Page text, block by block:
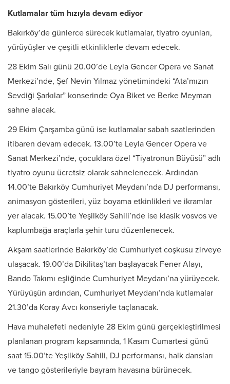
Kutlamalar tüm hızıyla devam ediyor
Bakırköy’de günlerce sürecek kutlamalar, tiyatro oyunları,
yürüyüşler ve çeşitli etkinliklerle devam edecek.
28 Ekim Salı günü 20.00’de Leyla Gencer Opera ve Sanat
Merkezi’nde, Şef Nevin Yılmaz yönetimindeki “Ata’mızın
Sevdiği Şarkılar” konserinde Oya Biket ve Berke Meyman
sahne alacak.
29 Ekim Çarşamba günü ise kutlamalar sabah saatlerinden
itibaren devam edecek. 13.00’te Leyla Gencer Opera ve
Sanat Merkezi’nde, çocuklara özel “Tiyatronun Büyüsü” adlı
tiyatro oyunu ücretsiz olarak sahnelenecek. Ardından
14.00’te Bakırköy Cumhuriyet Meydanı’nda DJ performansı,
animasyon gösterileri, yüz boyama etkinlikleri ve ikramlar
yer alacak. 15.00’te Yeşilköy Sahili’nde ise klasik vosvos ve
kaplumbağa araçlarla şehir turu düzenlenecek.
Akşam saatlerinde Bakırköy’de Cumhuriyet coşkusu zirveye
ulaşacak. 19.00’da Dikilitaş’tan başlayacak Fener Alayı,
Bando Takımı eşliğinde Cumhuriyet Meydanı’na yürüyecek.
Yürüyüşün ardından, Cumhuriyet Meydanı’nda kutlamalar
21.30’da Koray Avcı konseriyle taçlanacak.
Hava muhalefeti nedeniyle 28 Ekim günü gerçekleştirilmesi
planlanan program kapsamında, 1 Kasım Cumartesi günü
saat 15.00’te Yeşilköy Sahili, DJ performansı, halk dansları
ve tango gösterileriyle bayram havasına bürünecek.